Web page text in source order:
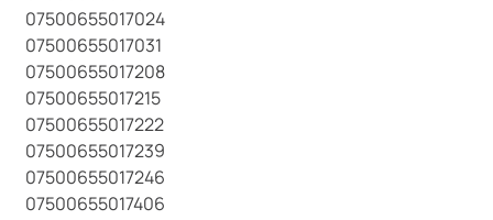
07500655017024
07500655017031
07500655017208
07500655017215
07500655017222
07500655017239
07500655017246
07500655017406